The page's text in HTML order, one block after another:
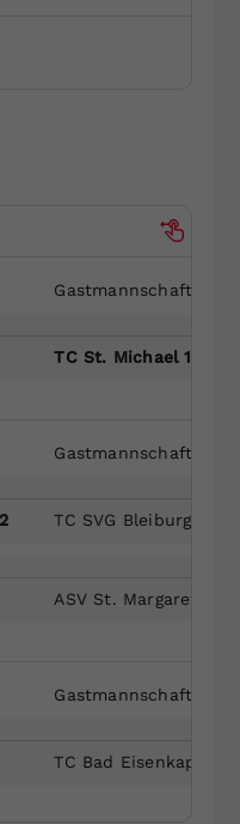
Gastmannschaft
TC St. Michael 1
Gastmannschaft
TC SVG Bleiburg 2
ASV St. Margarethen
Gastmannschaft
TC Bad Eisenkappel 2
anderem eine